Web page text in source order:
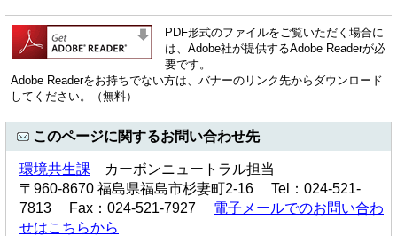
PDF形式のファイルをご覧いただく場合に
は、Adobe社が提供するAdobe Readerが必
要です。
Adobe Readerをお持ちでない方は、バナーのリンク先からダウンロード
してください。（無料）
このページに関するお問い合わせ先
環境共生課 カーボンニュートラル担当
〒960-8670 福島県福島市杉妻町2-16 Tel：024-521-
7813 Fax：024-521-7927 電子メールでのお問い合わ
せはこちらから